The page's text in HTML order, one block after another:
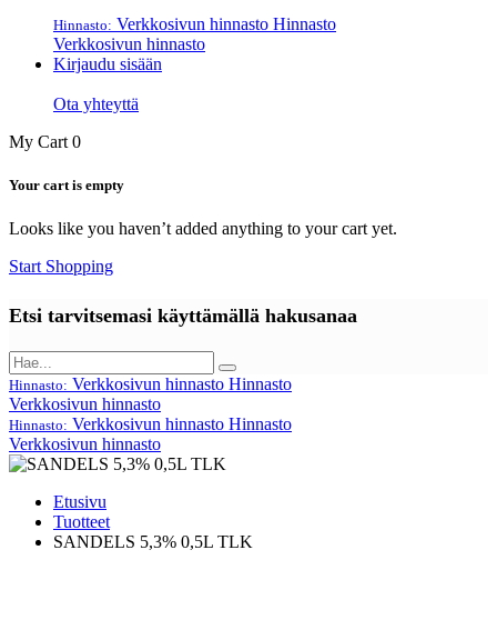
Hinnasto: Verkkosivun hinnasto Hinnasto
Verkkosivun hinnasto
Kirjaudu sisään
Ota yhteyttä
My Cart 0
Your cart is empty
Looks like you haven’t added anything to your cart yet.
Start Shopping
Etsi tarvitsemasi käyttämällä hakusanaa
Hinnasto: Verkkosivun hinnasto Hinnasto
Verkkosivun hinnasto
Hinnasto: Verkkosivun hinnasto Hinnasto
Verkkosivun hinnasto
Etusivu
Tuotteet
SANDELS 5,3% 0,5L TLK